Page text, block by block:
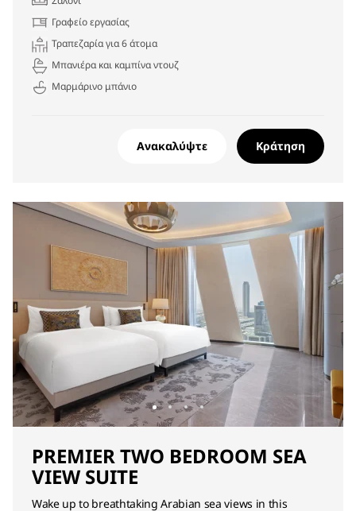
Γραφείο εργασίας
Τραπεζαρία για 6 άτομα
Μπανιέρα και καμπίνα ντουζ
Μαρμάρινο μπάνιο
Ανακαλύψτε Κράτηση
PREMIER TWO BEDROOM SEA
VIEW SUITE
Wake up to breathtaking Arabian sea views in this